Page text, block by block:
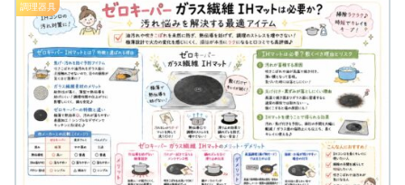
調理器具